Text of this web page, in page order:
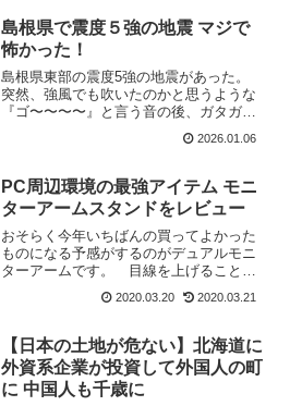
島根県で震度５強の地震 マジで
怖かった！
島根県東部の震度5強の地震があった。
突然、強風でも吹いたのかと思うような
『ゴ〜〜〜〜』と言う音の後、ガタガタ
っていないと立っていることができない
ているし、かと言って動く...
2026.01.06
PC周辺環境の最強アイテム モニ
ターアームスタンドをレビュー
おそらく今年いちばんの買ってよかった
ものになる予感がするのがデュアルモニ
ターアームです。 目線を上げることが
が使える便利さ。 一度これを知ったら
間違いないです。
2020.03.20 2020.03.21
【日本の土地が危ない】北海道に
外資系企業が投資して外国人の町
に 中国人も千歳に